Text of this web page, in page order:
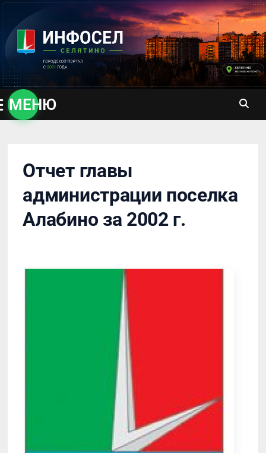
содержимому
МЕНЮ
Отчет главы
администрации поселка
Алабино за 2002 г.